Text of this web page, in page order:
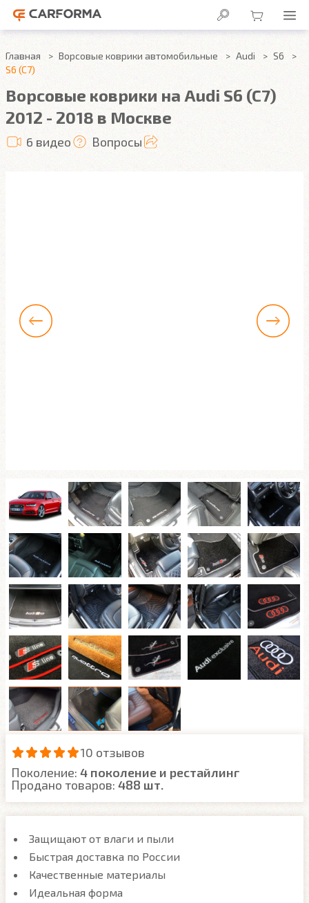
Главная Ворсовые коврики автомобильные Audi
S6
S6 (C7)
Ворсовые коврики на Audi S6 (C7)
2012 - 2018 в Москве
6 видео Вопросы
10 отзывов
Поколение: 4 поколение и рестайлинг
Продано товаров: 488 шт.
Защищают от влаги и пыли
Быстрая доставка по России
Качественные материалы
Идеальная форма